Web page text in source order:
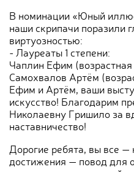
В номинации «Юный
наши скрипачи поразили
виртуозностью:
- Лауреаты 1 степени:
Чаплин Ефим (возрастная
Самохвалов Артём
Ефим и Артём, ваши
искусство! Благодарим
Николаевну Гришило за
наставничество!
Дорогие ребята, вы все
достижения — повод для